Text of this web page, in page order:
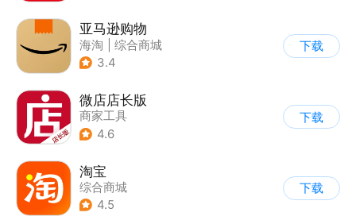
亚马逊购物
海淘
综合商城
3.4
下载
微店店长版
商家工具
4.6
下载
淘宝
综合商城
4.5
下载